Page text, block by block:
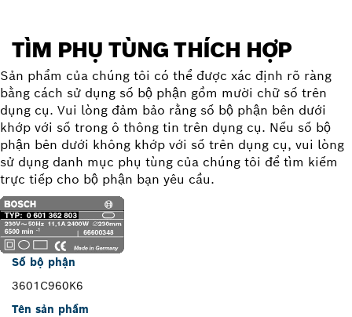
TÌM PHỤ TÙNG THÍCH HỢP
Sản phẩm của chúng tôi có thể được xác định rõ ràng
bằng cách sử dụng số bộ phận gồm mười chữ số trên
dụng cụ. Vui lòng đảm bảo rằng số bộ phận bên dưới
khớp với số trong ô thông tin trên dụng cụ. Nếu số bộ
phận bên dưới không khớp với số trên dụng cụ, vui lòng
sử dụng danh mục phụ tùng của chúng tôi để tìm kiếm
trực tiếp cho bộ phận bạn yêu cầu.
Số bộ phận
3601C960K6
Tên sản phẩm